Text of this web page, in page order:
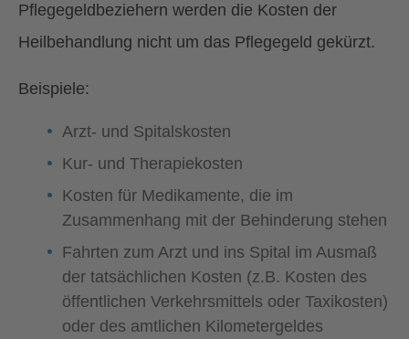
Pflegegeldbeziehern werden die Kosten der
Heilbehandlung nicht um das Pflegegeld gekürzt.
Beispiele:
Arzt- und Spitalskosten
Kur- und Therapiekosten
Kosten für Medikamente, die im
Zusammenhang mit der Behinderung stehen
Fahrten zum Arzt und ins Spital im Ausmaß
der tatsächlichen Kosten (z.B. Kosten des
öffentlichen Verkehrsmittels oder Taxikosten)
oder des amtlichen Kilometergeldes